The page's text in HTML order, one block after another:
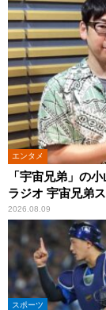
エンタメ
「宇宙兄弟」の
ラジオ 宇宙兄弟ス
2026.08.09
スポーツ